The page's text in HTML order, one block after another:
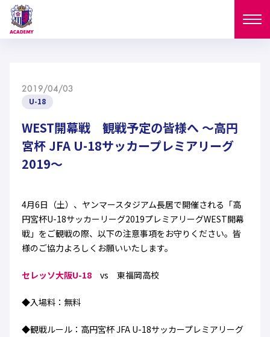
ニュース
U-18
U-12 ガールズU-18
ガールズU-15 セレクション
試合日程
MATCH
U-18 U-15
西U-15 和歌山U-15
選手
U-18 U-15
ガールズU-15
スタッフ
セレクション
SELECTION
アカデミー
フィロソフィー
ハナサカクラブ
セレッソ大阪
2019/04/03
U-18
WEST開幕戦 観戦予定の皆様へ ～高円
宮杯 JFA U-18サッカープレミアリーグ
2019～
4月6日（土）、ヤンマースタジアム長居で開催される「高
円宮杯U-18サッカーリーグ2019プレミアリーグWEST開幕
戦」をご観戦の際、以下の注意事項をお守りください。皆
様のご協力よろしくお願いいたします。
セレッソ大阪U-18 vs 東福岡高校
◆入場料：無料
◆観戦ルール：高円宮杯 JFA U-18サッカープレミアリーグ